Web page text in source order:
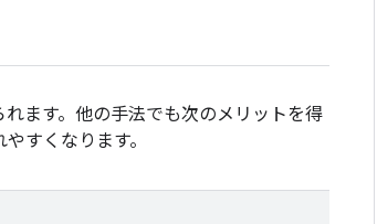
ます。他の手法でも次のメリットを得
すくなります。